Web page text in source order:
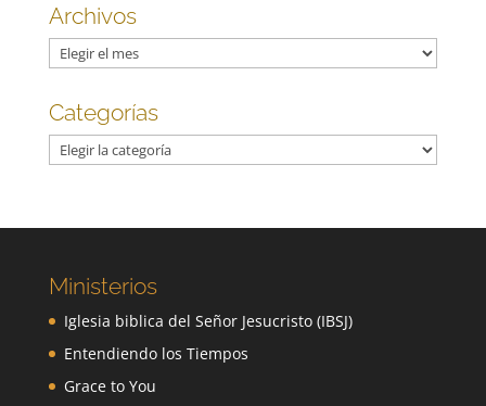
Archivos
Archivos
Categorías
Categorías
Ministerios
Iglesia biblica del Señor Jesucristo (IBSJ)
Entendiendo los Tiempos
Grace to You